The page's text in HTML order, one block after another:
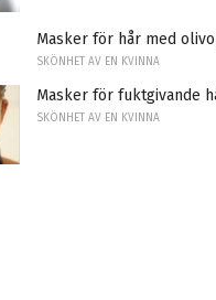
Masker för hår med
SKÖNHET AV EN KVINNA
Masker för fuktgivande
SKÖNHET AV EN KVINNA